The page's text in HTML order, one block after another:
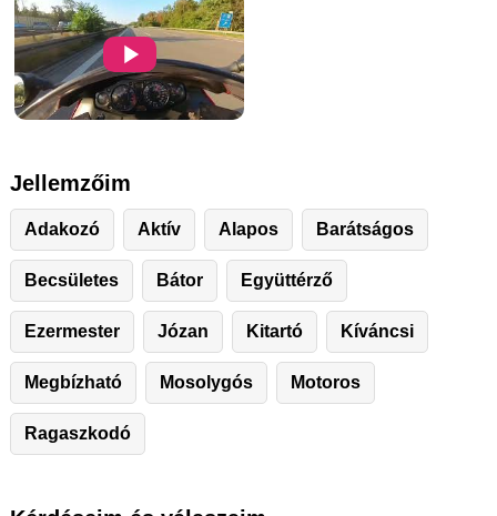
Jellemzőim
Adakozó Aktív Alapos Barátságos
Becsületes Bátor Együttérző
Ezermester Józan Kitartó Kíváncsi
Megbízható Mosolygós Motoros
Ragaszkodó